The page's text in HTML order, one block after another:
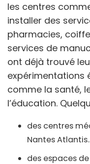
les centres
installer des
pharmacies,
services de
ont déjà trouvé
expérimentations
comme la santé,
l’éducation.
des centres
Nantes
des espaces de